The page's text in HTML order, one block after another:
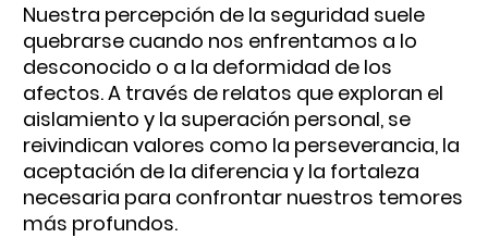
Nuestra percepción de la seguridad suele
quebrarse cuando nos enfrentamos a lo
desconocido o a la deformidad de los
afectos. A través de relatos que exploran el
aislamiento y la superación personal, se
reivindican valores como la perseverancia, la
aceptación de la diferencia y la fortaleza
necesaria para confrontar nuestros temores
más profundos.